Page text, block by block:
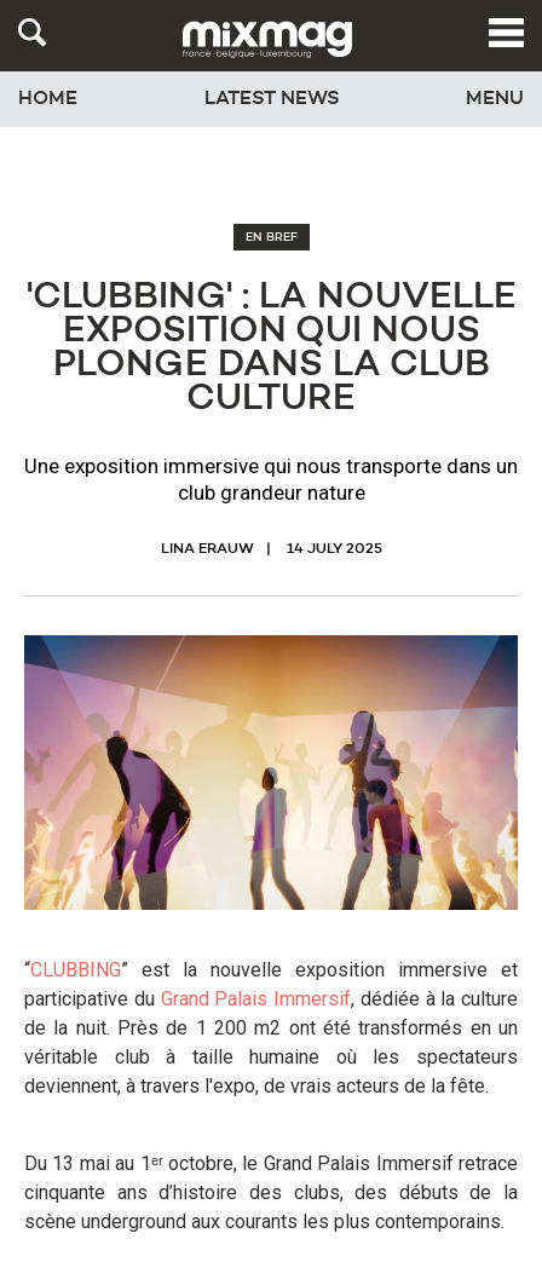
HOME LATEST NEWS MENU
EN BREF
'CLUBBING' : LA NOUVELLE
EXPOSITION QUI NOUS
PLONGE DANS LA CLUB
CULTURE
Une exposition immersive qui nous transporte dans un
club grandeur nature
LINA ERAUW 14 JULY 2025
“CLUBBING” est la nouvelle exposition immersive et
participative du Grand Palais Immersif, dédiée à la culture
de la nuit. Près de 1 200 m2 ont été transformés en un
véritable club à taille humaine où les spectateurs
deviennent, à travers l'expo, de vrais acteurs de la fête.
Du 13 mai au 1ᵉʳ octobre, le Grand Palais Immersif retrace
cinquante ans d’histoire des clubs, des débuts de la
scène underground aux courants les plus contemporains.